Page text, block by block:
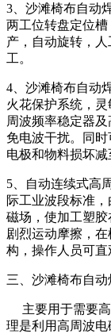
3、沙滩椅布自动
两工位转盘定位
产，自动旋转，
工。
4、沙滩椅布自动
火花保护系统，
周波频率稳定器
免电波干扰。同
电极和物料损坏减
5、自动连续式高
际工业波段标准
磁场，使加工塑
剧烈运动摩擦，
构，操作人员可直
三、沙滩椅布自动
主要用于需要高
理是利用高周波